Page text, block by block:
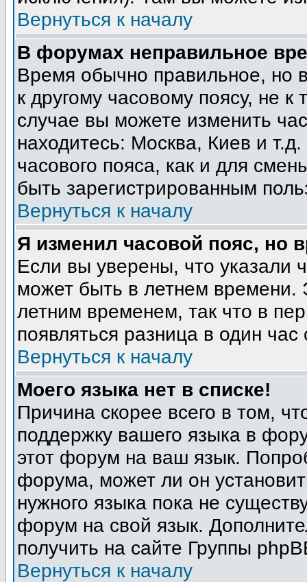
Вернуться к началу
В форумах неправильное
Время обычно правильное, но
к другому часовому поясу, не
случае вы можете изменить
находитесь: Москва, Киев и
часового пояса, как и для
быть зарегистрированным
Вернуться к началу
Я изменил часовой пояс, но
Если вы уверены, что указали
может быть в летнем времени.
летним временем, так что в
появляться разница в один
Вернуться к началу
Моего языка нет в списке!
Причина скорее всего в том,
поддержку вашего языка в
этот форум на ваш язык.
форума, может ли он
нужного языка пока не
форум на свой язык.
получить на сайте Группы
Вернуться к началу